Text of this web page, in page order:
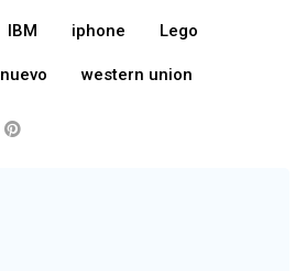
IBM iphone Lego
nuevo western union